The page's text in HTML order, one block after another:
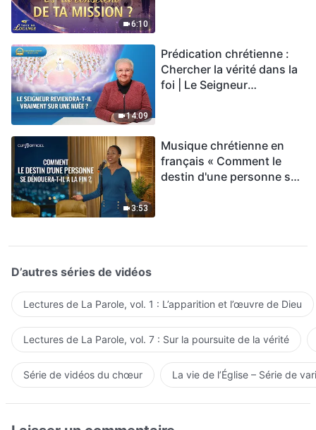
6:10
14:09
Prédication chrétienne :
Chercher la vérité dans la
foi | Le Seigneur
3:53
Musique chrétienne en
français « Comment le
destin d'une personne se
D’autres séries de vidéos
Lectures de La Parole, vol. 1 : L’apparition et l’œuvre de Dieu
Lectures de La Parole, vol. 7 : Sur la poursuite de la vérité
Série de vidéos du chœur La vie de l’Église – Série de